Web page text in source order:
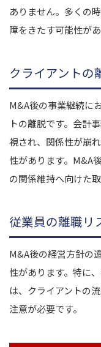
ありません。多くの
障をきたす可能性があ
クライアントの
M&A後の事業継続に
トの離脱です。会計
視され、関係性が崩
性があります。M&A
の関係維持へ向けた
従業員の離職リ
M&A後の経営方針の
性があります。特に
は、クライアントの
注意が必要です。